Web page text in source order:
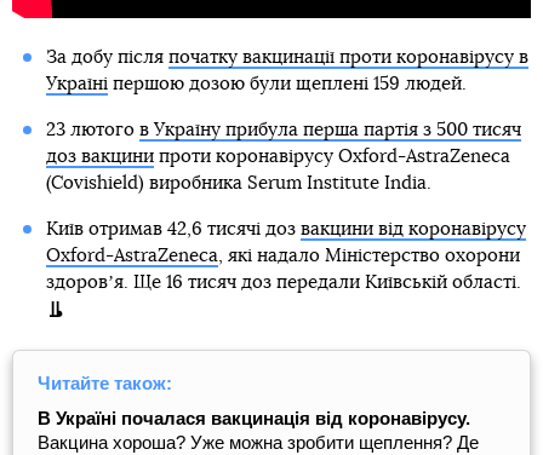
За добу після початку вакцинації проти коронавірусу в
Україніпершою дозою були щеплені 159 людей.
23 лютого в Україну прибула перша партія з 500 тисяч
доз вакцинипроти коронавірусу Oxford-AstraZeneca
(Covishield) виробника Serum Institute India.
Київ отримав 42,6 тисячі доз вакцини від коронавірусу
Oxford-AstraZeneca, які надало Міністерство охорони
здоровʼя. Ще 16 тисяч доз передали Київській області.
Читайте також:
В Україні почалася вакцинація від коронавірусу.
Вакцина хороша? Уже можна зробити щеплення? Де